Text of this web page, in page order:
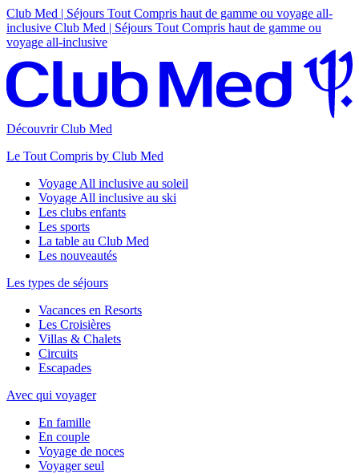
Club Med | Séjours Tout Compris haut de gamme ou voyage all-
inclusive Club Med | Séjours Tout Compris haut de gamme ou
voyage all-inclusive
Découvrir Club Med
Le Tout Compris by Club Med
Voyage All inclusive au soleil
Voyage All inclusive au ski
Les clubs enfants
Les sports
La table au Club Med
Les nouveautés
Les types de séjours
Vacances en Resorts
Les Croisières
Villas & Chalets
Circuits
Escapades
Avec qui voyager
En famille
En couple
Voyage de noces
Voyager seul